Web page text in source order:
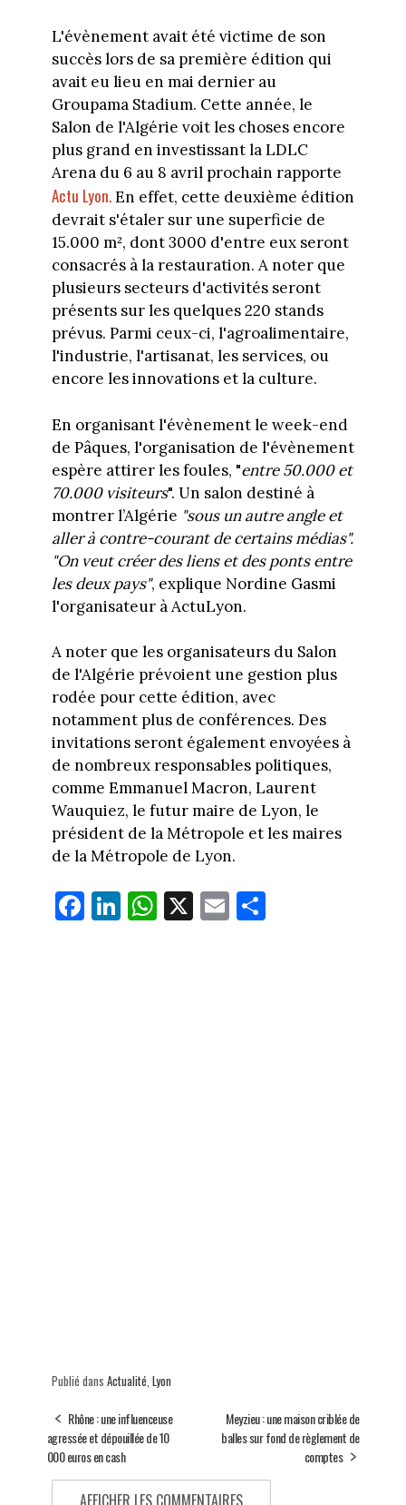
L'évènement avait été victime de son
succès lors de sa première édition qui
avait eu lieu en mai dernier au
Groupama Stadium. Cette année, le
Salon de l'Algérie voit les choses encore
plus grand en investissant la LDLC
Arena du 6 au 8 avril prochain rapporte
Actu Lyon.En effet, cette deuxième édition
devrait s'étaler sur une superficie de
15.000 m², dont 3000 d'entre eux seront
consacrés à la restauration. A noter que
plusieurs secteurs d'activités seront
présents sur les quelques 220 stands
prévus. Parmi ceux-ci, l'agroalimentaire,
l'industrie, l'artisanat, les services, ou
encore les innovations et la culture.
En organisant l'évènement le week-end
de Pâques, l'organisation de l'évènement
espère attirer les foules, "entre 50.000 et
70.000 visiteurs". Un salon destiné à
montrer l’Algérie "sous un autre angle et
aller à contre-courant de certains médias".
"On veut créer des liens et des ponts entre
les deux pays", explique Nordine Gasmi
l'organisateur à ActuLyon.
A noter que les organisateurs du Salon
de l'Algérie prévoient une gestion plus
rodée pour cette édition, avec
notamment plus de conférences. Des
invitations seront également envoyées à
de nombreux responsables politiques,
comme Emmanuel Macron, Laurent
Wauquiez, le futur maire de Lyon, le
président de la Métropole et les maires
de la Métropole de Lyon.
Fa
ce
Li
nk
W
ha
X E
m
Pa
Publié dans Actualité, Lyon
Rhône : une influenceuse
agressée et dépouillée de 10
000 euros en cash
Meyzieu : une maison criblée de
balles sur fond de règlement de
comptes